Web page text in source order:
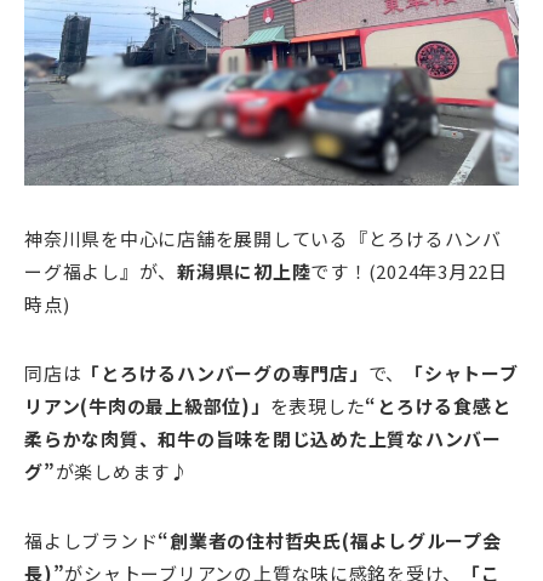
神奈川県を中心に店舗を展開している『とろけるハンバ
ーグ福よし』が、 新潟県に初上陸です！(2024年3月22日
時点)
同店は 「とろけるハンバーグの専門店」 で、
「シャトーブ
リアン(牛肉の最上級部位)」 を表現した“とろける食感と
柔らかな肉質、和牛の旨味を閉じ込めた上質なハンバー
グ”が楽しめます♪
福よしブランド“創業者の住村哲央氏(福よしグループ会
長)”がシャトーブリアンの上質な味に感銘を受け、
「こ